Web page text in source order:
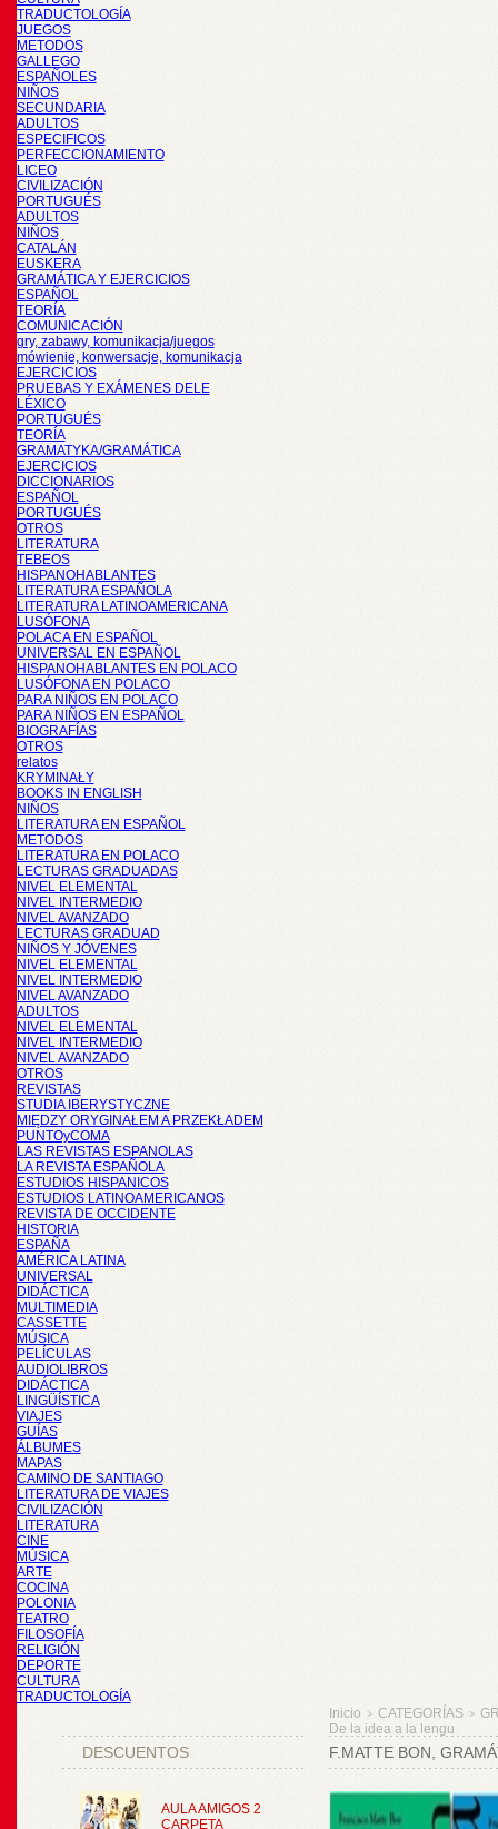
TRADUCTOLOGÍA
JUEGOS
METODOS
GALLEGO
ESPAÑOLES
NIÑOS
SECUNDARIA
ADULTOS
ESPECIFICOS
PERFECCIONAMIENTO
LICEO
CIVILIZACIÓN
PORTUGUÉS
ADULTOS
NIÑOS
CATALÁN
EUSKERA
GRAMÁTICA Y EJERCICIOS
ESPAÑOL
TEORÍA
COMUNICACIÓN
gry, zabawy, komunikacja/juegos
mówienie, konwersacje, komunikacja
EJERCICIOS
PRUEBAS Y EXÁMENES DELE
LÉXICO
PORTUGUÉS
TEORÍA
GRAMATYKA/GRAMÁTICA
EJERCICIOS
DICCIONARIOS
ESPAÑOL
PORTUGUÉS
OTROS
LITERATURA
TEBEOS
HISPANOHABLANTES
LITERATURA ESPAÑOLA
LITERATURA LATINOAMERICANA
LUSÓFONA
POLACA EN ESPAÑOL
UNIVERSAL EN ESPAÑOL
HISPANOHABLANTES EN POLACO
LUSÓFONA EN POLACO
PARA NIÑOS EN POLACO
PARA NIÑOS EN ESPAÑOL
BIOGRAFÍAS
OTROS
relatos
KRYMINAŁY
BOOKS IN ENGLISH
NIÑOS
LITERATURA EN ESPAÑOL
METODOS
LITERATURA EN POLACO
LECTURAS GRADUADAS
NIVEL ELEMENTAL
NIVEL INTERMEDIO
NIVEL AVANZADO
LECTURAS GRADUAD
NIÑOS Y JÓVENES
NIVEL ELEMENTAL
NIVEL INTERMEDIO
NIVEL AVANZADO
ADULTOS
NIVEL ELEMENTAL
NIVEL INTERMEDIO
NIVEL AVANZADO
OTROS
REVISTAS
STUDIA IBERYSTYCZNE
MIĘDZY ORYGINAŁEM A PRZEKŁADEM
PUNTOyCOMA
LAS REVISTAS ESPANOLAS
LA REVISTA ESPAÑOLA
ESTUDIOS HISPANICOS
ESTUDIOS LATINOAMERICANOS
REVISTA DE OCCIDENTE
HISTORIA
ESPAÑA
AMÉRICA LATINA
UNIVERSAL
DIDÁCTICA
MULTIMEDIA
CASSETTE
MÚSICA
PELÍCULAS
AUDIOLIBROS
DIDÁCTICA
LINGÜÍSTICA
VIAJES
GUÍAS
ÁLBUMES
MAPAS
CAMINO DE SANTIAGO
LITERATURA DE VIAJES
CIVILIZACIÓN
LITERATURA
CINE
MÚSICA
ARTE
COCINA
POLONIA
TEATRO
FILOSOFÍA
RELIGIÓN
DEPORTE
CULTURA
TRADUCTOLOGÍA
DESCUENTOS
AULA AMIGOS 2
CARPETA
Inicio > CATEGORÍAS >
De la idea a la lengu
F.MATTE BON,